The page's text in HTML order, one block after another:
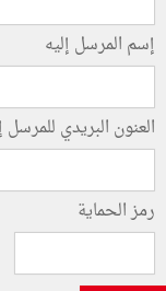
إسم المرسل إليه
العنون البريدي للمرسل
رمز الحماية